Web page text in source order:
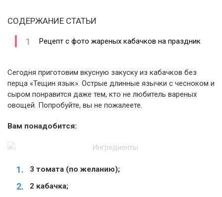
СОДЕРЖАНИЕ СТАТЬИ
Рецепт с фото жареных кабачков на праздник
Сегодня приготовим вкусную закуску из кабачков без
перца «Тещин язык». Острые длинные язычки с чесноком и
сыром понравится даже тем, кто не любитель вареных
овощей. Попробуйте, вы не пожалеете.
Вам понадобится:
3 томата (по желанию);
2 кабачка;